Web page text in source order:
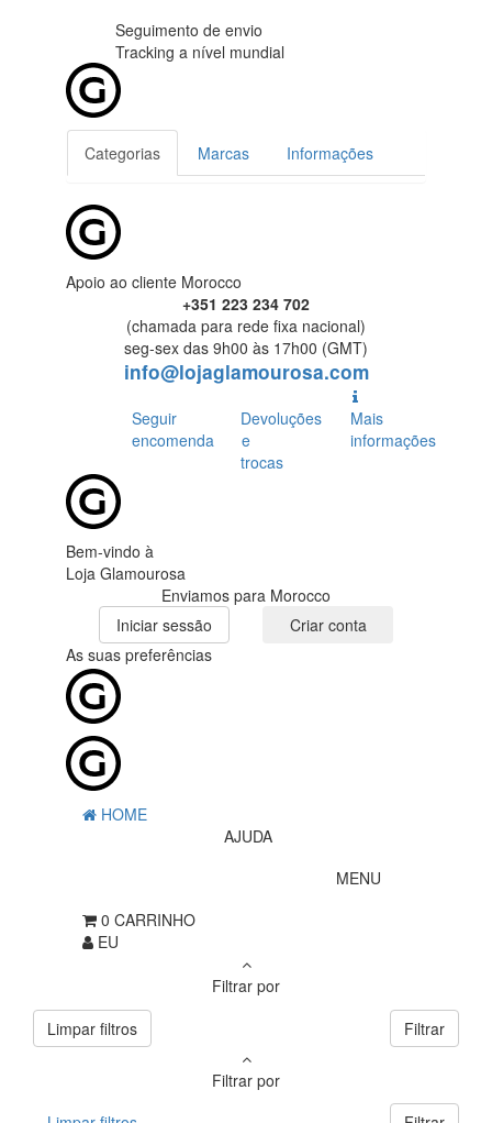
Seguimento de envio
Tracking a nível mundial
Categorias Marcas Informações
Apoio ao cliente Morocco
+351 223 234 702
(chamada para rede fixa nacional)
seg-sex das 9h00 às 17h00 (GMT)
info@lojaglamourosa.com
Seguir
encomenda
Devoluções
e
trocas
Mais
informações
Bem-vindo à
Loja Glamourosa
Enviamos para Morocco
Iniciar sessão
Criar conta
As suas preferências
HOME
AJUDA
MENU
0 CARRINHO
EU
Filtrar por
Limpar filtros
Filtrar
Filtrar por